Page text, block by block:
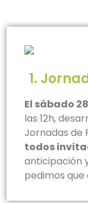
1.
El sábado
las 12h,
Jornadas de
todos
anticipación
pedimos que